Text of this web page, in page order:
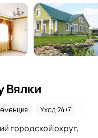
Вялки
Уход 24/7
городской округ,